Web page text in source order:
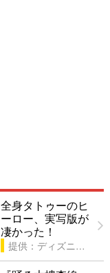
全身タトゥーのヒ
ーロー、実写版が
凄かった！
提供：ディズニー